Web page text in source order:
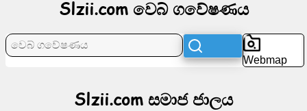
පුවත්
Slzii.com වෙබ් ගවේෂණය
Webmap
Slzii.com සමාජ ජාලය